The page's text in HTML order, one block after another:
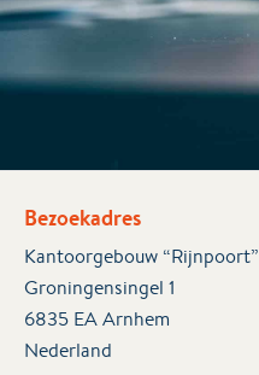
Bezoekadres
Kantoorgebouw “Rijnpoort”
Groningensingel 1
6835 EA Arnhem
Nederland